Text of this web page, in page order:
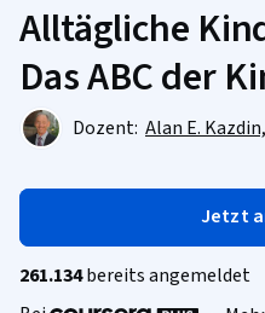
Alltägliche
Das ABC der
Dozent: Alan E.
Jetzt
261.134bereits angemeldet